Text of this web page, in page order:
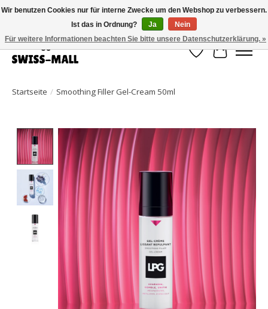
Kostenloser Versand ab CHF 250 – pünktlich und zuverlässig geliefert
Wunschzettel
Ihr
Startseite / Smoothing Filler Gel-Cream 50ml
Product image slideshow Items
Wir benutzen Cookies nur für interne Zwecke um den Webshop zu verbessern.
Ist das in Ordnung?
Ja
Nein
Für weitere Informationen beachten Sie bitte unsere Datenschutzerklärung. »